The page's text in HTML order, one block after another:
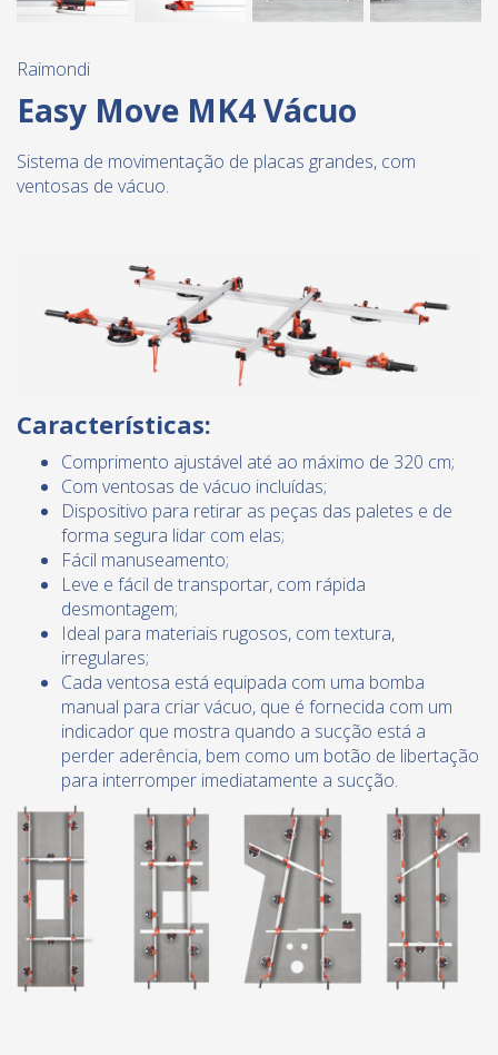
Raimondi
Easy Move MK4 Vácuo
Sistema de movimentação de placas grandes, com
ventosas de vácuo.
Características:
Comprimento ajustável até ao máximo de 320 cm;
Com ventosas de vácuo incluídas;
Dispositivo para retirar as peças das paletes e de
forma segura lidar com elas;
Fácil manuseamento;
Leve e fácil de transportar, com rápida
desmontagem;
Ideal para materiais rugosos, com textura,
irregulares;
Cada ventosa está equipada com uma bomba
manual para criar vácuo, que é fornecida com um
indicador que mostra quando a sucção está a
perder aderência, bem como um botão de libertação
para interromper imediatamente a sucção.